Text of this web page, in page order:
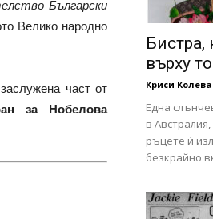
Български
Велико народно
част от
за Нобелова
Бистра,
върху
Криси Колева
Една
в
ръцете ѝ
безкрайно